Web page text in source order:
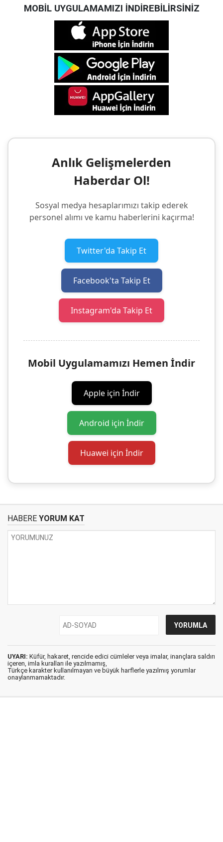
MOBİL UYGULAMAMIZI İNDİREBİLİRSİNİZ
Anlık Gelişmelerden
Haberdar Ol!
Sosyal medya hesaplarımızı takip ederek
personel alımı ve kamu haberlerini kaçırma!
Twitter'da Takip Et
Facebook'ta Takip Et
Instagram'da Takip Et
Mobil Uygulamamızı Hemen İndir
Apple için İndir
Android için İndir
Huawei için İndir
HABERE YORUM KAT
UYARI: Küfür, hakaret, rencide edici cümleler veya imalar, inançlara saldırı
içeren, imla kuralları ile yazılmamış,
Türkçe karakter kullanılmayan ve büyük harflerle yazılmış yorumlar
onaylanmamaktadır.